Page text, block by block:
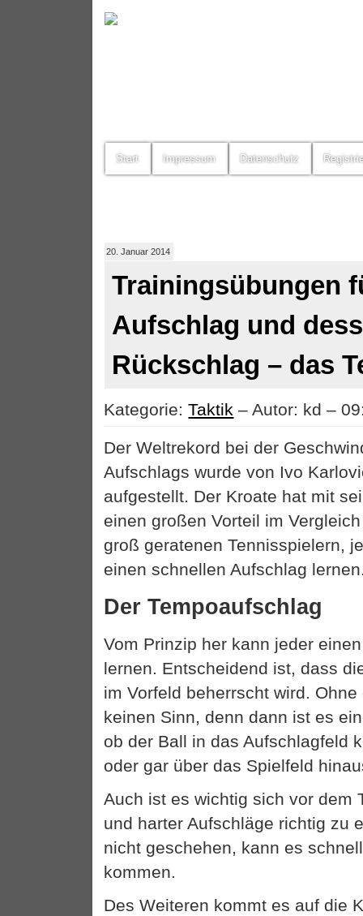
Start Impressum Datenschutz
20. Januar 2014
Trainingsübungen
Aufschlag und
Rückschlag – das
Kategorie:Taktik – Autor: kd –
Der Weltrekord bei der
Aufschlags wurde von Ivo
aufgestellt. Der Kroate hat mit
einen großen Vorteil im
groß geratenen Tennisspielern,
einen schnellen Aufschlag
Der Tempoaufschlag
Vom Prinzip her kann jeder
lernen. Entscheidend ist, dass
im Vorfeld beherrscht wird.
keinen Sinn, denn dann ist es
ob der Ball in das Aufschlagfeld
oder gar über das Spielfeld
Auch ist es wichtig sich vor dem
und harter Aufschläge richtig zu
nicht geschehen, kann es
kommen.
Des Weiteren kommt es auf die